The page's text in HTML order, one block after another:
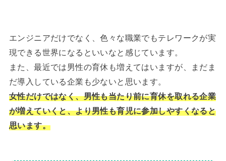
エンジニアだけでなく、色々な職業でもテレワークが実
現できる世界になるといいなと感じています。
また、最近では男性の育休も増えてはいますが、まだま
だ導入している企業も少ないと思います。
女性だけではなく、男性も当たり前に育休を取れる企業
が増えていくと、より男性も育児に参加しやすくなると
思います。